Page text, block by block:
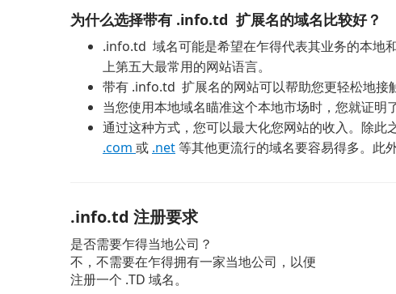
为什么选择带有 .info.td 扩展名的域名比较好？
.info.td 域名可能是希望在乍得代表其业务的本地
上第五大最常用的网站语言。
带有 .info.td 扩展名的网站可以帮助您更轻松地接
当您使用本地域名瞄准这个本地市场时，您就证明
通过这种方式，您可以最大化您网站的收入。除此
.com 或 .net等其他更流行的域名要容易得多。此
.info.td 注册要求
是否需要乍得当地公司？
不，不需要在乍得拥有一家当地公司，以便
注册一个 .TD 域名。